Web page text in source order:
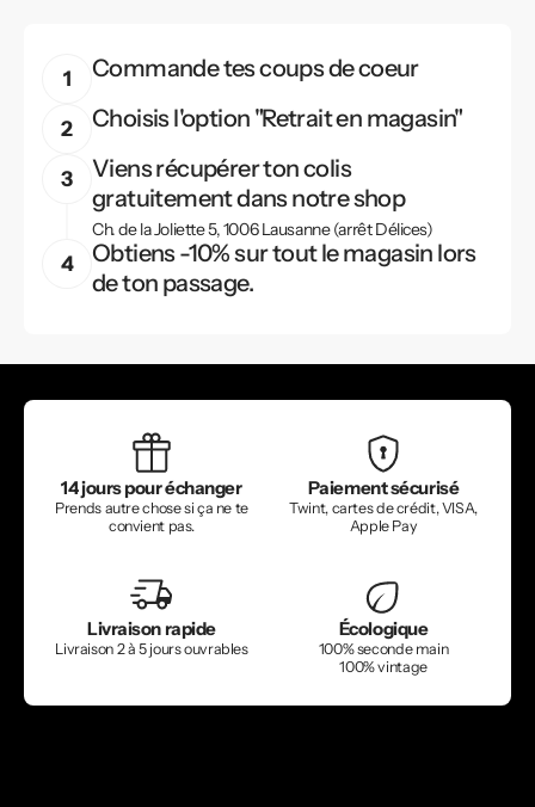
Commande tes coups de coeur
Choisis l'option "Retrait en magasin"
Viens récupérer ton colis
gratuitement dans notre shop
Ch. de la Joliette 5, 1006 Lausanne (arrêt Délices)
Obtiens -10% sur tout le magasin lors
de ton passage.
14 jours pour échanger
Prends autre chose si ça ne te
convient pas.
Paiement sécurisé
Twint, cartes de crédit, VISA,
Apple Pay
Livraison rapide
Livraison 2 à 5 jours ouvrables
Écologique
100% seconde main
100% vintage